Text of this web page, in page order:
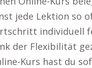
jede Lektion so
individuell
der Flexibilität
Kurs hast du